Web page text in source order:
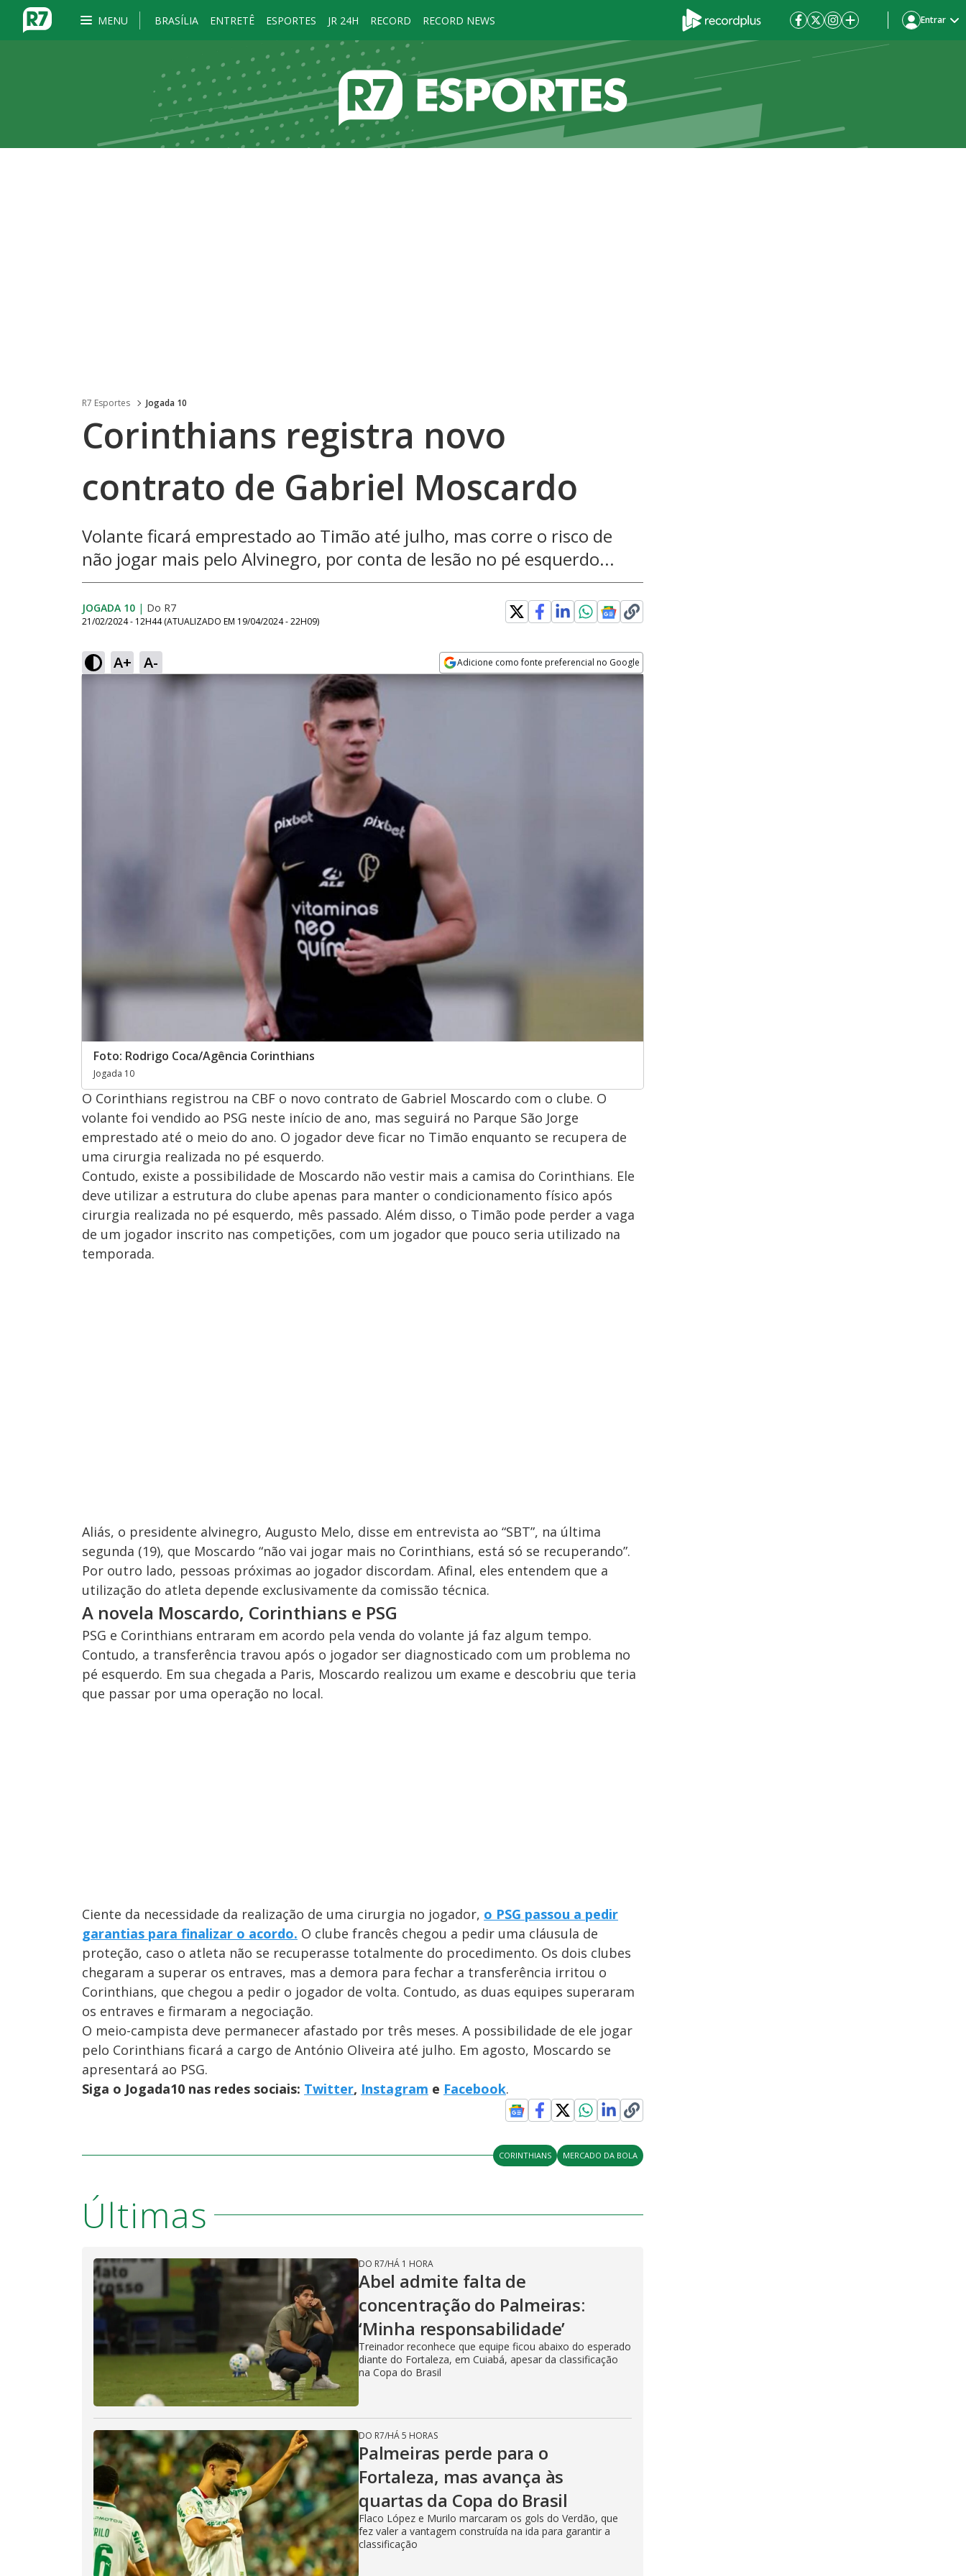
MENU BRASÍLIA ENTRETÊ ESPORTES JR 24H RECORD RECORD NEWS Entrar
R7 Esportes Jogada 10
Corinthians registra novo
contrato de Gabriel Moscardo
Volante ficará emprestado ao Timão até julho, mas corre o risco de
não jogar mais pelo Alvinegro, por conta de lesão no pé esquerdo...
JOGADA 10 | Do R7
21/02/2024 - 12H44 (ATUALIZADO EM 19/04/2024 - 22H09)
A+ A- Adicione como fonte preferencial no Google
Opens in new window
Foto: Rodrigo Coca/Agência Corinthians
Jogada 10
O Corinthians registrou na CBF o novo contrato de Gabriel Moscardo com o clube. O
volante foi vendido ao PSG neste início de ano, mas seguirá no Parque São Jorge
emprestado até o meio do ano. O jogador deve ficar no Timão enquanto se recupera de
uma cirurgia realizada no pé esquerdo.
Contudo, existe a possibilidade de Moscardo não vestir mais a camisa do Corinthians. Ele
deve utilizar a estrutura do clube apenas para manter o condicionamento físico após
cirurgia realizada no pé esquerdo, mês passado. Além disso, o Timão pode perder a vaga
de um jogador inscrito nas competições, com um jogador que pouco seria utilizado na
temporada.
Aliás, o presidente alvinegro, Augusto Melo, disse em entrevista ao “SBT”, na última
segunda (19), que Moscardo “não vai jogar mais no Corinthians, está só se recuperando”.
Por outro lado, pessoas próximas ao jogador discordam. Afinal, eles entendem que a
utilização do atleta depende exclusivamente da comissão técnica.
A novela Moscardo, Corinthians e PSG
PSG e Corinthians entraram em acordo pela venda do volante já faz algum tempo.
Contudo, a transferência travou após o jogador ser diagnosticado com um problema no
pé esquerdo. Em sua chegada a Paris, Moscardo realizou um exame e descobriu que teria
que passar por uma operação no local.
Ciente da necessidade da realização de uma cirurgia no jogador, o PSG passou a pedir
garantias para finalizar o acordo. O clube francês chegou a pedir uma cláusula de
proteção, caso o atleta não se recuperasse totalmente do procedimento. Os dois clubes
chegaram a superar os entraves, mas a demora para fechar a transferência irritou o
Corinthians, que chegou a pedir o jogador de volta. Contudo, as duas equipes superaram
os entraves e firmaram a negociação.
O meio-campista deve permanecer afastado por três meses. A possibilidade de ele jogar
pelo Corinthians ficará a cargo de António Oliveira até julho. Em agosto, Moscardo se
apresentará ao PSG.
Siga o Jogada10 nas redes sociais: Twitter, Instagram e Facebook.
CORINTHIANS MERCADO DA BOLA
Últimas
DO R7/HÁ 1 HORA
Abel admite falta de
concentração do Palmeiras:
‘Minha responsabilidade’
Treinador reconhece que equipe ficou abaixo do esperado
diante do Fortaleza, em Cuiabá, apesar da classificação
na Copa do Brasil
DO R7/HÁ 5 HORAS
Palmeiras perde para o
Fortaleza, mas avança às
quartas da Copa do Brasil
Flaco López e Murilo marcaram os gols do Verdão, que
fez valer a vantagem construída na ida para garantir a
classificação